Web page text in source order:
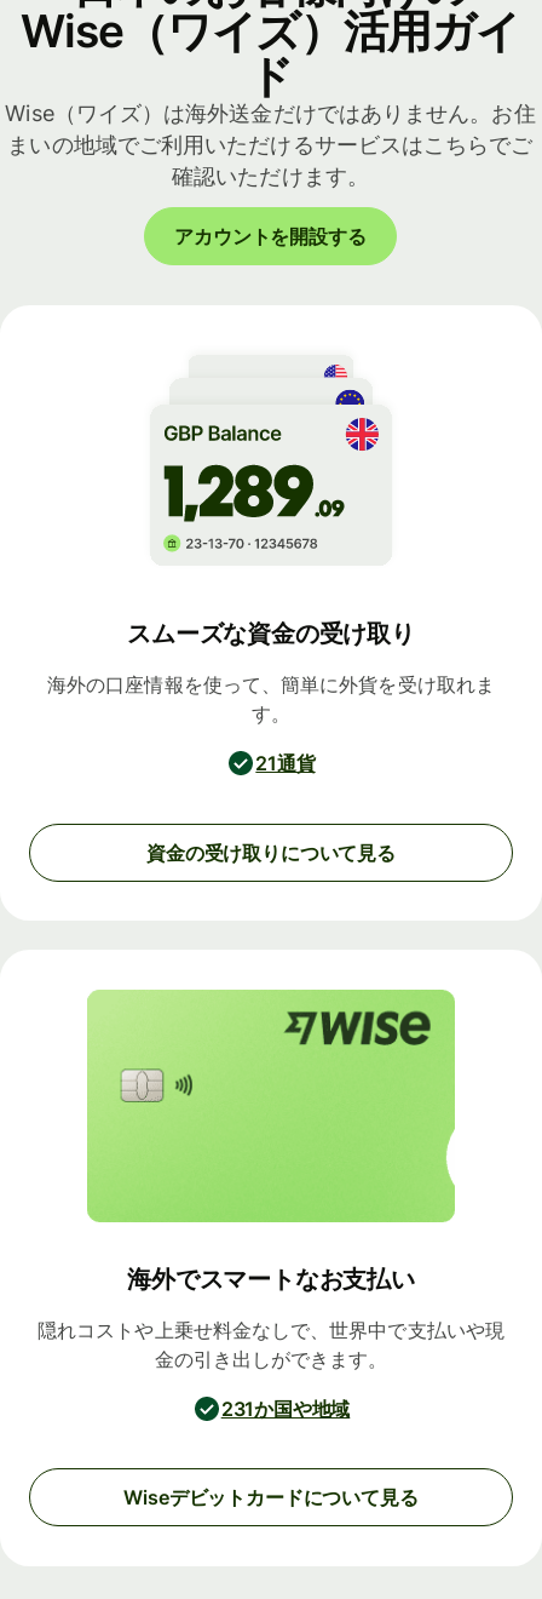
Wise（ワイズ）活用ガイ
ド
Wise（ワイズ）は海外送金だけではありません。お住
まいの地域でご利用いただけるサービスはこちらでご
確認いただけます。
アカウントを開設する
スムーズな資金の受け取り
海外の口座情報を使って、簡単に外貨を受け取れま
す。
21通貨
資金の受け取りについて見る
海外でスマートなお支払い
隠れコストや上乗せ料金なしで、世界中で支払いや現
金の引き出しができます。
231か国や地域
Wiseデビットカードについて見る